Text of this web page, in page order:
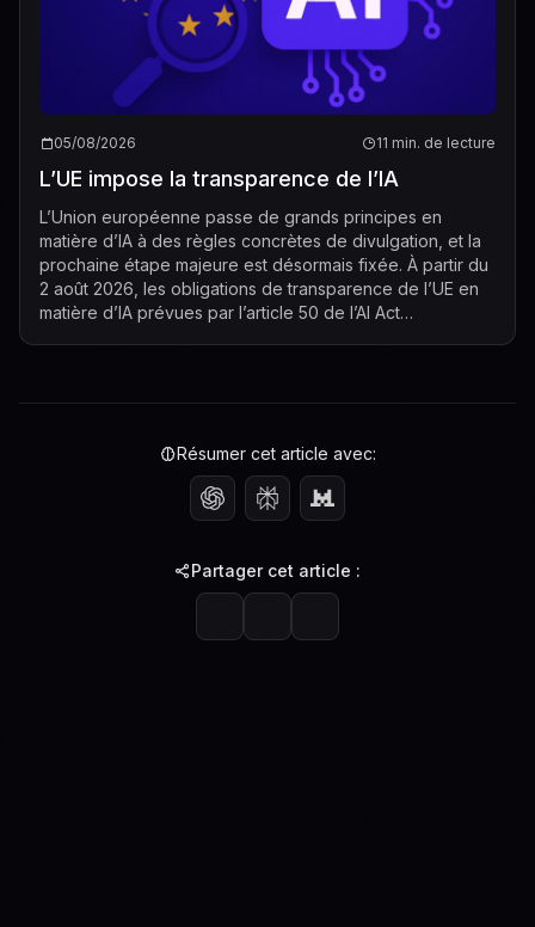
05/08/2026 11 min. de lecture
L’UE impose la transparence de l’IA
L’Union européenne passe de grands principes en
matière d’IA à des règles concrètes de divulgation, et la
prochaine étape majeure est désormais fixée. À partir du
2 août 2026, les obligations de transparence de l’UE en
matière d’IA prévues par l’article 50 de l’AI Act
Résumer cet article avec:
Partager cet article :